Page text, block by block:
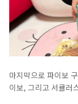
마지막으로 파이보
이보, 그리고 서큘러